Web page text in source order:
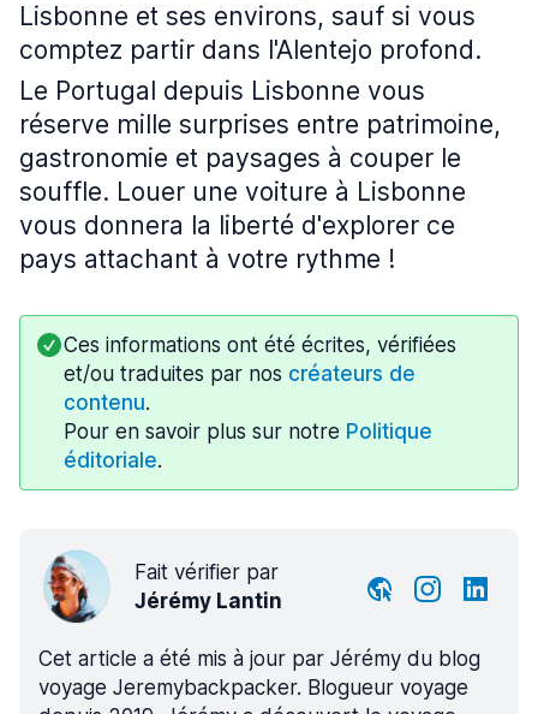
Lisbonne et ses environs, sauf si vous
comptez partir dans l'Alentejo profond.
Le Portugal depuis Lisbonne vous
réserve mille surprises entre patrimoine,
gastronomie et paysages à couper le
souffle. Louer une voiture à Lisbonne
vous donnera la liberté d'explorer ce
pays attachant à votre rythme !
Ces informations ont été écrites, vérifiées
et/ou traduites par nos créateurs de
contenu.
Pour en savoir plus sur notre Politique
éditoriale.
Fait vérifier par
Jérémy Lantin
Cet article a été mis à jour par Jérémy du blog
voyage Jeremybackpacker. Blogueur voyage